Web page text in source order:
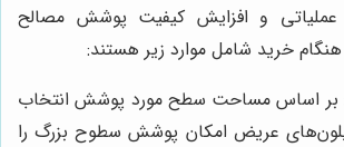
و افزایش کیفیت پوشش مصالح
خرید شامل موارد زیر هستند:
بر اساس مساحت سطح مورد پوشش انتخاب
عریض امکان پوشش سطوح بزرگ را